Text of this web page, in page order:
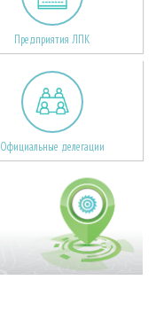
Предприятия ЛПК
Официальные делегации